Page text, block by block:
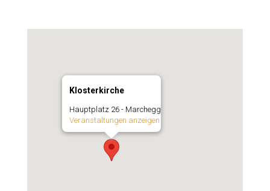
Klosterkirche
Hauptplatz 26 - Marchegg
Veranstaltungen anzeigen